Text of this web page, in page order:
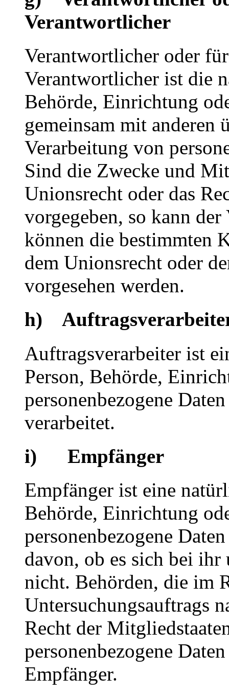
Verantwortlicher
Verantwortlicher oder
Verantwortlicher ist die
Behörde, Einrichtung
gemeinsam mit
Verarbeitung von
Sind die Zwecke und
Unionsrecht oder das
vorgegeben, so kann
können die bestimmten
dem Unionsrecht oder
vorgesehen werden.
h)
Auftragsverarbeiter ist
Person, Behörde,
personenbezogene
verarbeitet.
i) Empfänger
Empfänger ist eine
Behörde, Einrichtung
personenbezogene
davon, ob es sich bei
nicht. Behörden, die im
Untersuchungsauftrags
Recht der
personenbezogene
Empfänger.